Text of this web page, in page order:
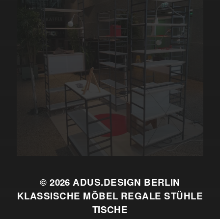
© 2026ADUS.DESIGN BERLIN
KLASSISCHE MÖBEL REGALE STÜHLE
TISCHE